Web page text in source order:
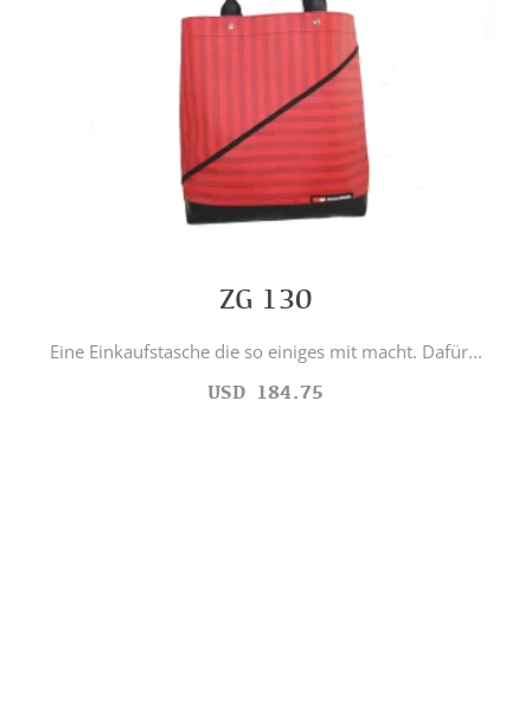
ZG 130
Eine Einkaufstasche die so einiges mit macht. Dafür...
USD 184.75